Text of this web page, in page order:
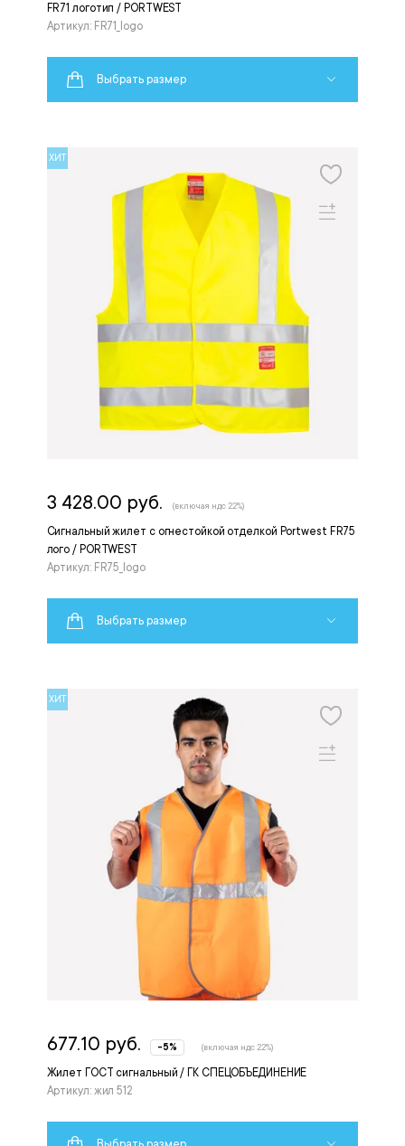
FR71 логотип / PORTWEST
Артикул: FR71_logo
Выбрать размер
ХИТ
Сигнальный жилет с огнестойкой отделкой Portwest FR75
лого / PORTWEST
Артикул: FR75_logo
3 428.00 руб. (включая ндс 22%)
Выбрать размер
ХИТ
Жилет ГОСТ сигнальный / ГК СПЕЦОБЪЕДИНЕНИЕ
Артикул: жил 512
677.10 руб. -5% (включая ндс 22%)